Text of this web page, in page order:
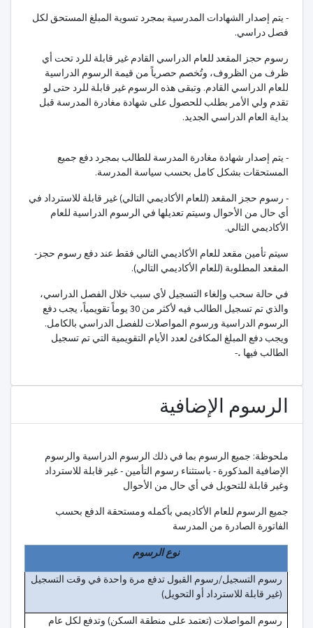
- يتم إصدار الشهادات المدرسية بمجرد تسوية المبلغ المستحق لكل
فصل دراسي.
رسوم حجز المقعد للعام الدراسي القادم غير قابلة للرد تحت أي
ظرف من الظروف، وتُخصم حصرياً من قيمة الرسوم الدراسية
للعام الدراسي القادم. وتبقى هذه الرسوم غير قابلة للرد حتى لو
تقدم ولي الأمر بطلب للحصول على شهادة مغادرة المدرسة قبل
بداية العام الدراسي الجديد.
- يتم إصدار شهادة مغادرة المدرسة للطالب بمجرد دفع جميع
المستحقات بشكل كامل بحسب سياسة المدرسة.
- رسوم حجز المقعد (للعام الأكاديمي التالي) غير قابلة للاسترداد في
أي حال من الأحوال وسيتم تعديلها في الرسوم الدراسية للعام
الأكاديمي التالي.
-سيتم تأمين مقعد للعام الأكاديمي التالي فقط عند دفع رسوم حجز
المقعد المطلوبة (للعام الأكاديمي التالي).
في حالة سحب وإلغاء التسجيل لأي سبب خلال الفصل الدراسي،
والذي تم تسجيل الطالب فيه لأكثر من 30 يوماً تقويمياً، يجب دفع
الرسوم الدراسية ورسوم المواصلات للفصل الدراسي بالكامل.
ويجب دفع المبلغ المكافئ لعدد الأيام التقويمية التي تم تسجيل
الطالب فيها .
-
الرسوم الإضافية
ملحوظة: جميع الرسوم بما في ذلك الرسوم الدراسية والرسوم
الإضافية المذكورة - باستثناء رسوم التأمين - غير قابلة للاسترداد
وغير قابلة للتحويل في أي حال من الأحوال
جميع الرسوم للعام الأكاديمي بأكمله ومستحقة الدفع بحسب
الفاتورة الصادرة من المدرسة
نوع الرسوم
رسوم التسجيل/رسوم القبول تدفع مرة واحدة في وقت التسجيل
(غير قابلة للاسترداد أو التحويل)
رسوم المواصلات (تعتمد على منطقة السكن) وتدفع لكل عام